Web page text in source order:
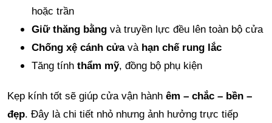
hoặc trần
Giữ thăng bằng và truyền lực đều lên toàn bộ cửa
Chống xệ cánh cửavà hạn chế rung lắc
Tăng tính thẩm mỹ, đồng bộ phụ kiện
Kẹp kính tốt sẽ giúp cửa vận hành êm – chắc – bền –
đẹp. Đây là chi tiết nhỏ nhưng ảnh hưởng trực tiếp